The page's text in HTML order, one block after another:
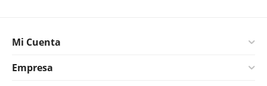
Mi Cuenta
Empresa